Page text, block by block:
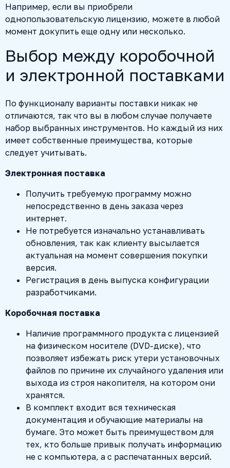
Например, если вы приобрели
однопользовательскую лицензию, можете в любой
момент докупить еще одну или несколько.
Выбор между коробочной
и электронной поставками
По функционалу варианты поставки никак не
отличаются, так что вы в любом случае получаете
набор выбранных инструментов. Но каждый из них
имеет собственные преимущества, которые
следует учитывать.
Электронная поставка
Получить требуемую программу можно
непосредственно в день заказа через
интернет.
Не потребуется изначально устанавливать
обновления, так как клиенту высылается
актуальная на момент совершения покупки
версия.
Регистрация в день выпуска конфигурации
разработчиками.
Коробочная поставка
Наличие программного продукта с лицензией
на физическом носителе (DVD-диске), что
позволяет избежать риск утери установочных
файлов по причине их случайного удаления или
выхода из строя накопителя, на котором они
хранятся.
В комплект входит вся техническая
документация и обучающие материалы на
бумаге. Это может быть преимуществом для
тех, кто больше привык получать информацию
не с компьютера, а с распечатанных версий.